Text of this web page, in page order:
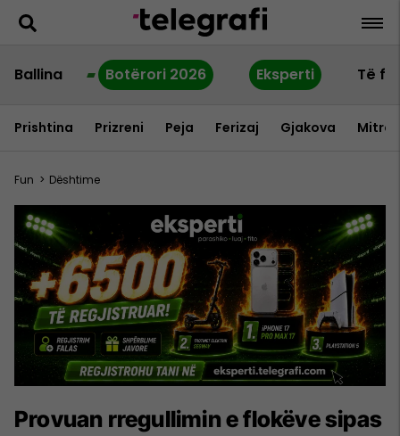
Ballina Botërori 2026 Eksperti Të
Prishtina Prizreni Peja Ferizaj Gjakova
Fun > Dështime
Provuan rregullimin e flokëve sipas